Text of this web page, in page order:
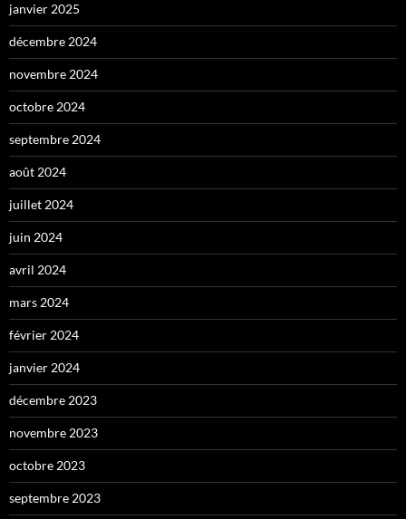
janvier 2025
décembre 2024
novembre 2024
octobre 2024
septembre 2024
août 2024
juillet 2024
juin 2024
avril 2024
mars 2024
février 2024
janvier 2024
décembre 2023
novembre 2023
octobre 2023
septembre 2023